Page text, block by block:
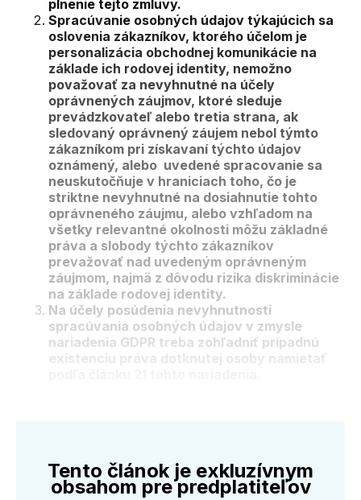
plnenie tejto zmluvy.
Spracúvanie osobných údajov týkajúcich sa
oslovenia zákazníkov, ktorého účelom je
personalizácia obchodnej komunikácie na
základe ich rodovej identity, nemožno
považovať za nevyhnutné na účely
oprávnených záujmov, ktoré sleduje
prevádzkovateľ alebo tretia strana, ak
sledovaný oprávnený záujem nebol týmto
zákazníkom pri získavaní týchto údajov
oznámený, alebo uvedené spracovanie sa
neuskutočňuje v hraniciach toho, čo je
striktne nevyhnutné na dosiahnutie tohto
oprávneného záujmu, alebo vzhľadom na
všetky relevantné okolnosti môžu základné
práva a slobody týchto zákazníkov
prevažovať nad uvedeným oprávneným
záujmom, najmä z dôvodu rizika diskriminácie
na základe rodovej identity.
Na účely posúdenia nevyhnutnosti
spracúvania osobných údajov v zmysle
nariadenia GDPR treba zohľadniť prípadnú
existenciu práva dotknutej osoby namietať
Tento článok je exkluzívnym
obsahom pre predplatiteľov